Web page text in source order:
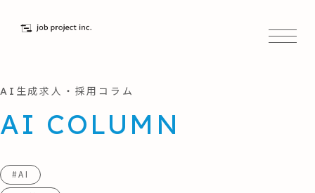
AI生成求人・採用コラム
AI COLUMN
#AI